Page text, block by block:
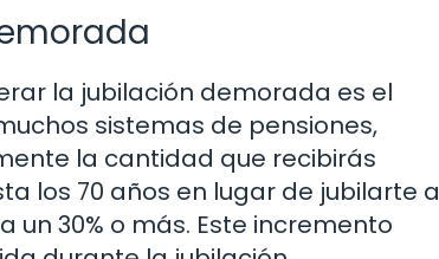
la jubilación demorada es el
sistemas de pensiones,
la cantidad que recibirás
los 70 años en lugar de jubilarte a
un 30% o más. Este incremento